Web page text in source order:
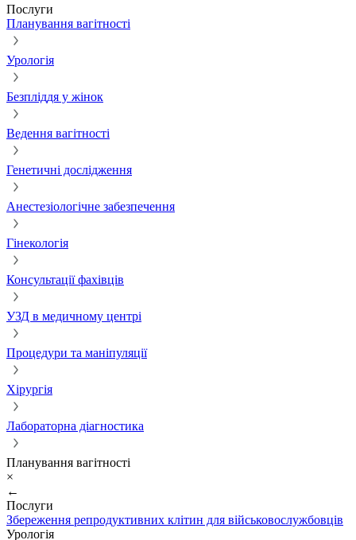
Послуги
Планування вагітності
Урологія
Безпліддя у жінок
Ведення вагітності
Генетичні дослідження
Анестезіологічне забезпечення
Гінекологія
Консультації фахівців
УЗД в медичному центрі
Процедури та маніпуляції
Хірургія
Лабораторна діагностика
Планування вагітності
×
←
Послуги
Збереження репродуктивних клітин для військовослужбовців
Урологія